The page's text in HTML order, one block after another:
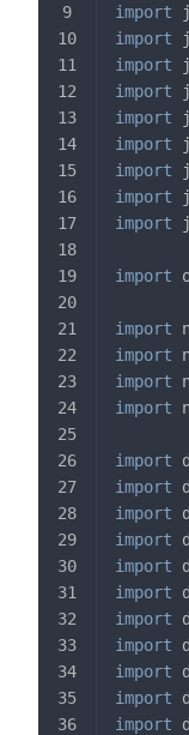
import
import
import
import
import
import
import
import
import
import
import
import
import
import
import
import
import
import
import
import
import
import
import
import
import